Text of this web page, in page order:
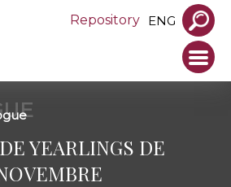
Repository ENG
YEARLINGS DE